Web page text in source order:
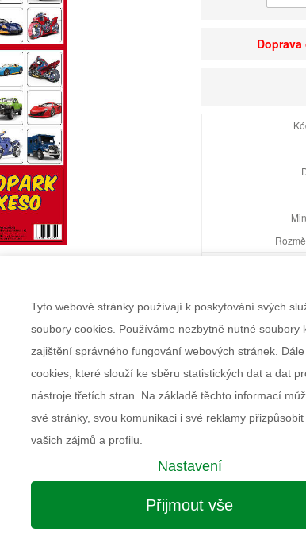
Doprava
Tyto webové stránky používají k poskytování svých
soubory cookies. Používáme nezbytně nutné soubory
zajištění správného fungování webových stránek.
cookies, které slouží ke sběru statistických dat a dat
nástroje třetích stran. Na základě těchto informací
své stránky, svou komunikaci i své reklamy přizpůsobit
vašich zájmů a profilu.
Nastavení
Přijmout vše